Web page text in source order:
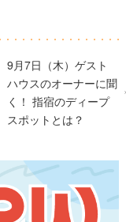
9月7日（木）ゲスト
ハウスのオーナーに聞
く！ 指宿のディープ
スポットとは？